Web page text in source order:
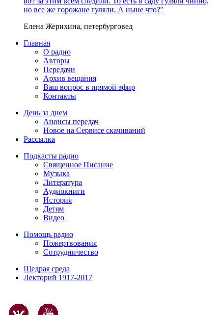
но все же горожане гуляли. А ныне что?"
Елена Жерихина, петербурговед
Главная
О радио
Авторы
Передачи
Архив вещания
Ваш вопрос в прямой эфир
Контакты
День за днем
Анонсы передач
Новое на Сервисе скачиваний
Рассылка
Подкасты радио
Священное Писание
Музыка
Литература
Аудиокниги
История
Детям
Видео
Помощь радио
Пожертвования
Сотрудничество
Щедрая среда
Лекторий 1917-2017